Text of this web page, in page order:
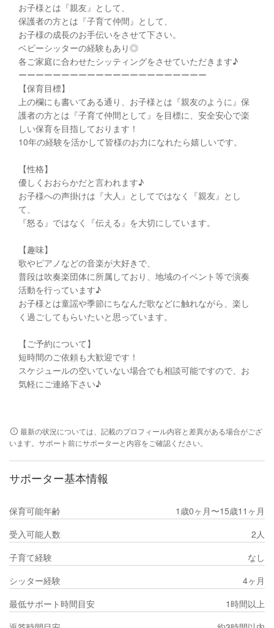
お子様とは『親友』として、
保護者の方とは『子育て仲間』として、
お子様の成長のお手伝いをさせて下さい。
ベビーシッターの経験もあり◎
各ご家庭に合わせたシッティングをさせていただきます♪
ーーーーーーーーーーーーーーーーーーーーーー
【保育目標】
上の欄にも書いてある通り、お子様とは『親友のように』保
護者の方とは『子育て仲間として』を目標に、安全安心で楽
しい保育を目指しております！
10年の経験を活かして皆様のお力になれたら嬉しいです。
【性格】
優しくおおらかだと言われます♪
お子様への声掛けは『大人』としてではなく『親友』とし
て、
『怒る』ではなく『伝える』を大切にしています。
【趣味】
歌やピアノなどの音楽が大好きで、
普段は吹奏楽団体に所属しており、地域のイベント等で演奏
活動を行っています♪
お子様とは童謡や季節にちなんだ歌などに触れながら、楽し
く過ごしてもらいたいと思っています。
【ご予約について】
短時間のご依頼も大歓迎です！
スケジュールの空いていない場合でも相談可能ですので、お
気軽にご連絡下さい♪
最新の状況については、記載のプロフィール内容と差異がある場合がござ
います。サポート前にサポーターと内容をご確認ください。
サポーター基本情報
保育可能年齢
1歳0ヶ月〜15歳11ヶ月
受入可能人数
2人
子育て経験
なし
シッター経験
4ヶ月
最低サポート時間目安
1時間以上